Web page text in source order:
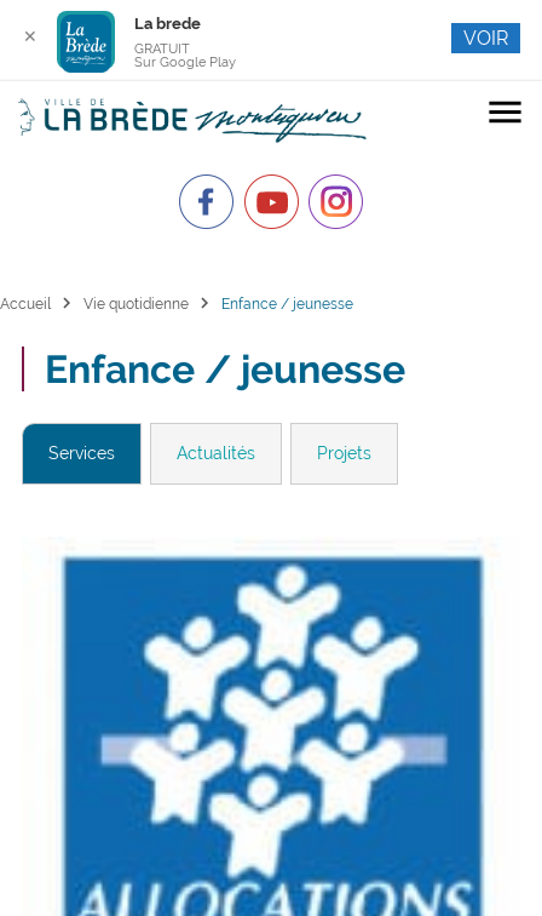
menu
Accueil chevron_right Vie quotidienne chevron_right Enfance / jeunesse
Enfance / jeunesse
Services Actualités Projets
✕
La brede
GRATUIT
Sur Google Play
VOIR